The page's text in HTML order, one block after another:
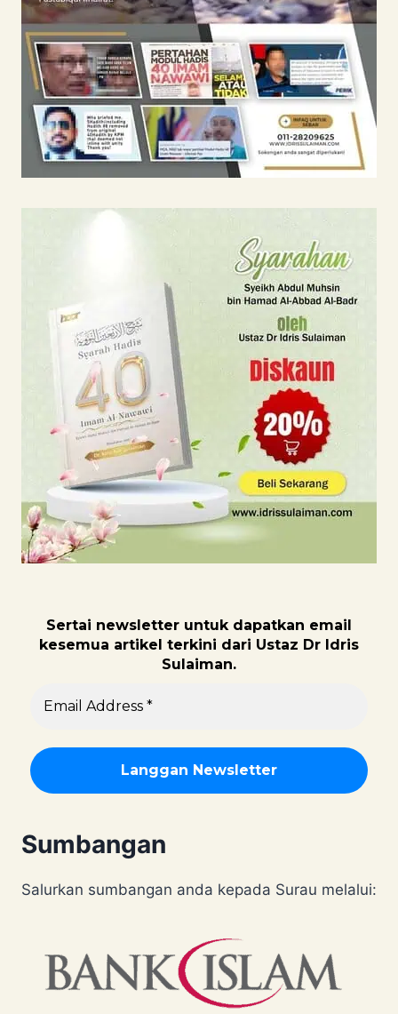
Sertai newsletter untuk dapatkan email
kesemua artikel terkini dari Ustaz Dr Idris
Sulaiman.
Sumbangan
Salurkan sumbangan anda kepada Surau melalui: